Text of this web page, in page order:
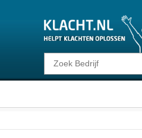
Klacht melden
Consumentenrecht